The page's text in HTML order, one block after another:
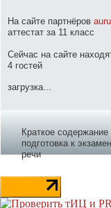
На сайте партнёров
аттестат за 11 класс
Сейчас на сайте
4 гостей
загрузка...
Краткое
подготовка к
речи